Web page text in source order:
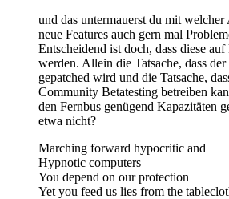
und das untermauerst du mit
neue Features auch gern mal
Entscheidend ist doch, dass diese
werden. Allein die Tatsache, dass
gepatched wird und die Tatsache,
Community Betatesting betreiben
den Fernbus genügend Kapazitäten
etwa nicht?
Marching forward hypocritic and
Hypnotic computers
You depend on our protection
Yet you feed us lies from the